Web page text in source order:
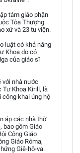
tám giáo phận
Tòa Thượng
xứ và 23 tu viện.
luật có khả năng
Khoa do có
của giáo sĩ
với nhà nước
Tư Khoa Kirill, là
công khai ủng hộ
áp các nhà thờ
bao gồm Giáo
Công Giáo
Giáo Rôma,
Giê-hô-va.